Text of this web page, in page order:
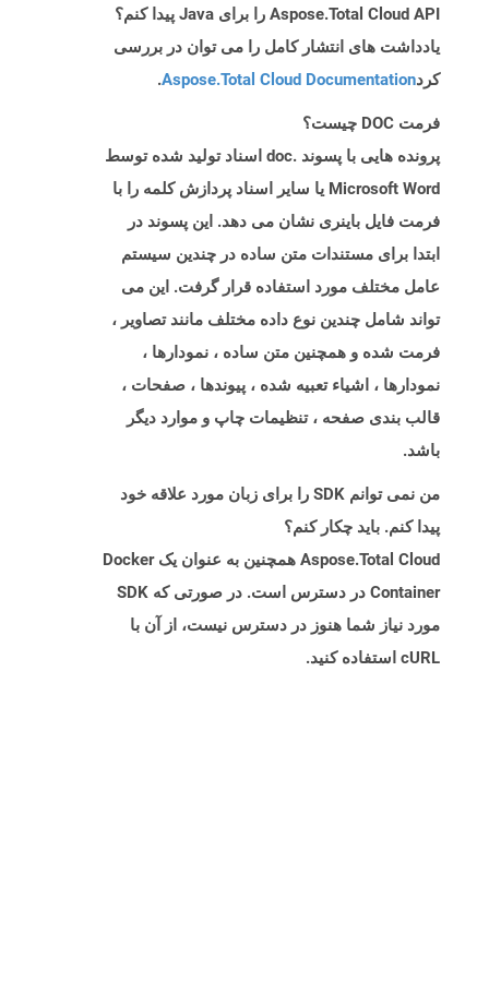
Aspose.Total Cloud API را برای Java پیدا کنم؟
یادداشت های انتشار کامل را می توان در بررسی
کردAspose.Total Cloud Documentation
.
فرمت DOC چیست؟
پرونده هایی با پسوند .doc اسناد تولید شده توسط
Microsoft Word یا سایر اسناد پردازش کلمه را با
فرمت فایل باینری نشان می دهد. این پسوند در
ابتدا برای مستندات متن ساده در چندین سیستم
عامل مختلف مورد استفاده قرار گرفت. این می
تواند شامل چندین نوع داده مختلف مانند تصاویر ،
فرمت شده و همچنین متن ساده ، نمودارها ،
نمودارها ، اشیاء تعبیه شده ، پیوندها ، صفحات ،
قالب بندی صفحه ، تنظیمات چاپ و موارد دیگر
باشد.
من نمی توانم SDK را برای زبان مورد علاقه خود
پیدا کنم. باید چکار کنم؟
Aspose.Total Cloud همچنین به عنوان یک Docker
Container در دسترس است. در صورتی که SDK
مورد نیاز شما هنوز در دسترس نیست، از آن با
cURL استفاده کنید.